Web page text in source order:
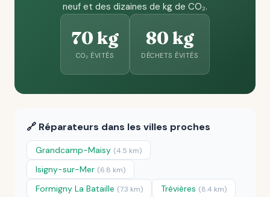
neuf et des dizaines de kg de CO₂.
70 kg
CO₂ ÉVITÉS
80 kg
DÉCHETS ÉVITÉS
🔗 Réparateurs dans les villes proches
Grandcamp-Maisy (4.5 km)
Isigny-sur-Mer (6.8 km)
Formigny La Bataille (7.3 km) Trévières (8.4 km)